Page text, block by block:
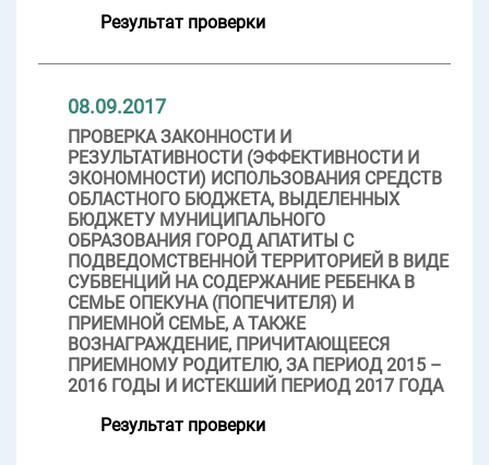
Результат проверки
08.09.2017
ПРОВЕРКА ЗАКОННОСТИ И
РЕЗУЛЬТАТИВНОСТИ (ЭФФЕКТИВНОСТИ И
ЭКОНОМНОСТИ) ИСПОЛЬЗОВАНИЯ СРЕДСТВ
ОБЛАСТНОГО БЮДЖЕТА, ВЫДЕЛЕННЫХ
БЮДЖЕТУ МУНИЦИПАЛЬНОГО
ОБРАЗОВАНИЯ ГОРОД АПАТИТЫ С
ПОДВЕДОМСТВЕННОЙ ТЕРРИТОРИЕЙ В ВИДЕ
СУБВЕНЦИЙ НА СОДЕРЖАНИЕ РЕБЕНКА В
СЕМЬЕ ОПЕКУНА (ПОПЕЧИТЕЛЯ) И
ПРИЕМНОЙ СЕМЬЕ, А ТАКЖЕ
ВОЗНАГРАЖДЕНИЕ, ПРИЧИТАЮЩЕЕСЯ
ПРИЕМНОМУ РОДИТЕЛЮ, ЗА ПЕРИОД 2015 –
2016 ГОДЫ И ИСТЕКШИЙ ПЕРИОД 2017 ГОДА
Результат проверки